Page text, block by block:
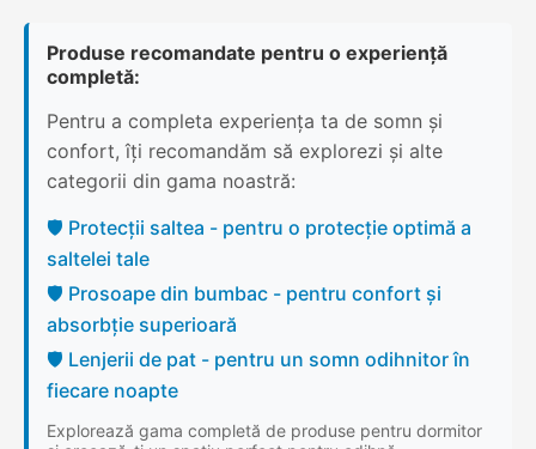
Produse recomandate pentru o experiență
completă:
Pentru a completa experiența ta de somn și
confort, îți recomandăm să explorezi și alte
categorii din gama noastră:
🛡️ Protecții saltea - pentru o protecție optimă a
saltelei tale
🛡️ Prosoape din bumbac - pentru confort și
absorbție superioară
🛡️ Lenjerii de pat - pentru un somn odihnitor în
fiecare noapte
Explorează gama completă de produse pentru dormitor